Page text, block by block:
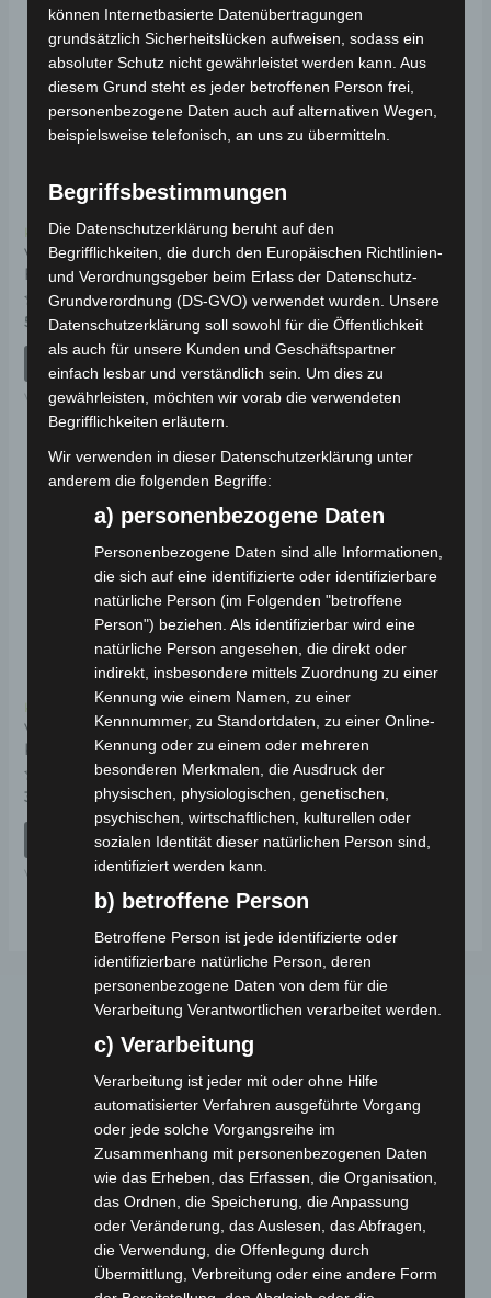
Kostenloser Versand
VS2 HINTERES
FEDERUNGSSATZ
Bewertet
mit
0
59,00€ *
IN DEN WARENKORB
VS2
Kostenloser Versand
VS2 UNTERER
RAHMENSCHUTZ
KUNSTSTOFF
mit
von
49,00
IN DEN WARENKORB
Kostenloser Versand
VS2 HINTERER
KOTFLÜGEL
Bewertet
0
39,00
IN DEN WARENKORB
VS2
Webseite
Cashback-Aktion
Händler werden
Home
können Internetbasierte Datenübertragungen
grundsätzlich Sicherheitslücken aufweisen, sodass ein
absoluter Schutz nicht gewährleistet werden kann. Aus
diesem Grund steht es jeder betroffenen Person frei,
personenbezogene Daten auch auf alternativen Wegen,
beispielsweise telefonisch, an uns zu übermitteln.
Begriffsbestimmungen
Die Datenschutzerklärung beruht auf den
Begrifflichkeiten, die durch den Europäischen Richtlinien-
und Verordnungsgeber beim Erlass der Datenschutz-
Grundverordnung (DS-GVO) verwendet wurden. Unsere
Datenschutzerklärung soll sowohl für die Öffentlichkeit
als auch für unsere Kunden und Geschäftspartner
einfach lesbar und verständlich sein. Um dies zu
gewährleisten, möchten wir vorab die verwendeten
Begrifflichkeiten erläutern.
Wir verwenden in dieser Datenschutzerklärung unter
anderem die folgenden Begriffe:
a) personenbezogene Daten
Personenbezogene Daten sind alle Informationen,
die sich auf eine identifizierte oder identifizierbare
natürliche Person (im Folgenden "betroffene
Person") beziehen. Als identifizierbar wird eine
natürliche Person angesehen, die direkt oder
indirekt, insbesondere mittels Zuordnung zu einer
Kennung wie einem Namen, zu einer
Kennnummer, zu Standortdaten, zu einer Online-
Kennung oder zu einem oder mehreren
besonderen Merkmalen, die Ausdruck der
physischen, physiologischen, genetischen,
psychischen, wirtschaftlichen, kulturellen oder
sozialen Identität dieser natürlichen Person sind,
identifiziert werden kann.
b) betroffene Person
Betroffene Person ist jede identifizierte oder
identifizierbare natürliche Person, deren
personenbezogene Daten von dem für die
Verarbeitung Verantwortlichen verarbeitet werden.
c) Verarbeitung
Verarbeitung ist jeder mit oder ohne Hilfe
automatisierter Verfahren ausgeführte Vorgang
oder jede solche Vorgangsreihe im
Zusammenhang mit personenbezogenen Daten
wie das Erheben, das Erfassen, die Organisation,
das Ordnen, die Speicherung, die Anpassung
oder Veränderung, das Auslesen, das Abfragen,
die Verwendung, die Offenlegung durch
Übermittlung, Verbreitung oder eine andere Form